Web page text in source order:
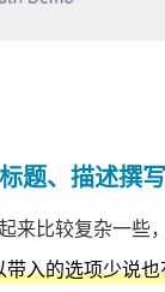
题、描述撰写
来比较复杂一些，
入的选项少说